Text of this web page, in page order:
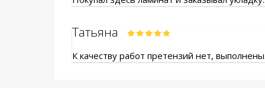
Татьяна
К качеству работ претензий нет,